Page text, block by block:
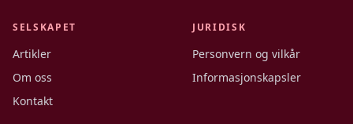
SELSKAPET
Artikler
Om oss
Kontakt
JURIDISK
Personvern og vilkår
Informasjonskapsler